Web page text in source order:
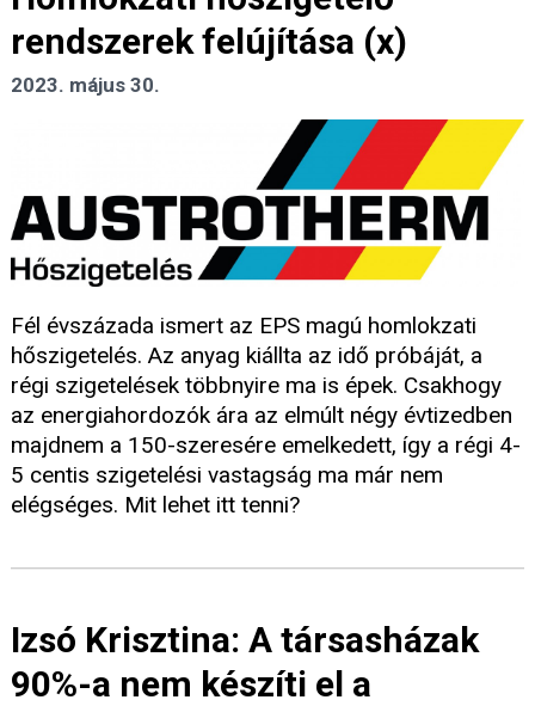
rendszerek felújítása (x)
2023. május 30.
Fél évszázada ismert az EPS magú homlokzati
hőszigetelés. Az anyag kiállta az idő próbáját, a
régi szigetelések többnyire ma is épek. Csakhogy
az energiahordozók ára az elmúlt négy évtizedben
majdnem a 150-szeresére emelkedett, így a régi 4-
5 centis szigetelési vastagság ma már nem
elégséges. Mit lehet itt tenni?
Izsó Krisztina: A társasházak
90%-a nem készíti el a